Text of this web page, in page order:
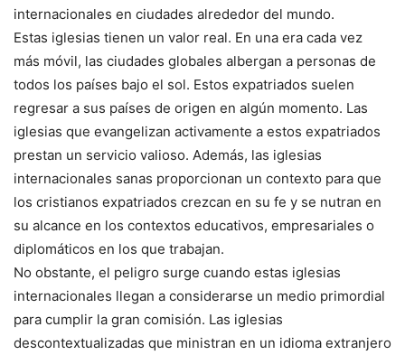
internacionales en ciudades alrededor del mundo.
Estas iglesias tienen un valor real. En una era cada vez
más móvil, las ciudades globales albergan a personas de
todos los países bajo el sol. Estos expatriados suelen
regresar a sus países de origen en algún momento. Las
iglesias que evangelizan activamente a estos expatriados
prestan un servicio valioso. Además, las iglesias
internacionales sanas proporcionan un contexto para que
los cristianos expatriados crezcan en su fe y se nutran en
su alcance en los contextos educativos, empresariales o
diplomáticos en los que trabajan.
No obstante, el peligro surge cuando estas iglesias
internacionales llegan a considerarse un medio primordial
para cumplir la gran comisión. Las iglesias
descontextualizadas que ministran en un idioma extranjero